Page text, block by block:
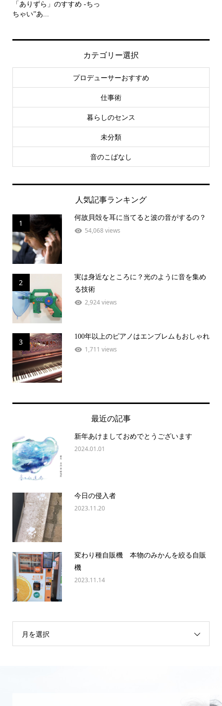
「ありずら」のすすめ -ちっ
ちゃい”あ...
カテゴリー選択
プロデューサーおすすめ
仕事術
暮らしのセンス
未分類
音のこばなし
人気記事ランキング
1
何故貝殻を耳に当てると波の音がするの？
54,068 views
2
実は身近なところに？光のように音を集め
る技術
2,924 views
3
100年以上のピアノはエンブレムもおしゃれ
1,711 views
最近の記事
新年あけましておめでとうございます
2024.01.01
今日の侵入者
2023.11.20
変わり種自販機 本物のみかんを絞る自販
機
2023.11.14
月を選択